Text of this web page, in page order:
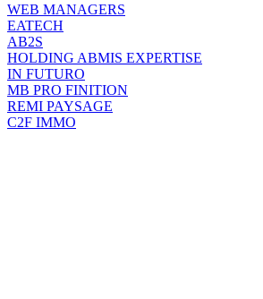
WEB MANAGERS
EATECH
AB2S
HOLDING ABMIS EXPERTISE
IN FUTURO
MB PRO FINITION
REMI PAYSAGE
C2F IMMO